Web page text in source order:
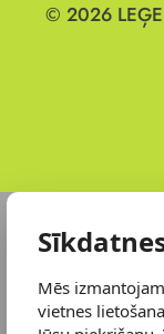
© 2026
Mēs
vietnes